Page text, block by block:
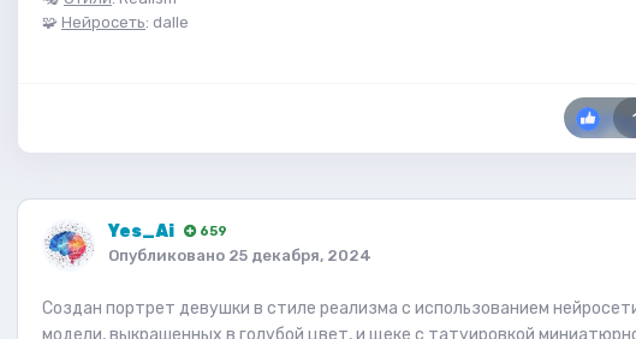
🧩 Нейросеть: dalle
Yes_Ai 659
Опубликовано 25 декабря, 2024
Создан портрет девушки в стиле реализма с использованием
модели, выкрашенных в голубой цвет, и щеке с татуировкой